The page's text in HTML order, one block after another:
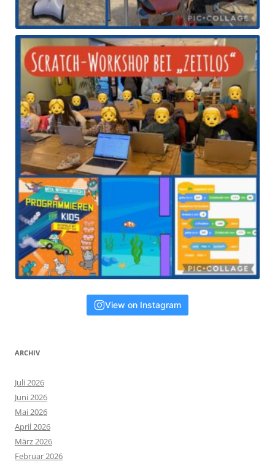
View on Instagram
ARCHIV
Juli 2026
Juni 2026
Mai 2026
April 2026
März 2026
Februar 2026